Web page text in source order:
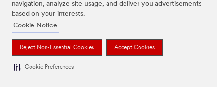
navigation, analyze site usage, and deliver you advertisements
based on your interests.
Cookie Notice
Reject Non-Essential Cookies Accept Cookies
Cookie Preferences